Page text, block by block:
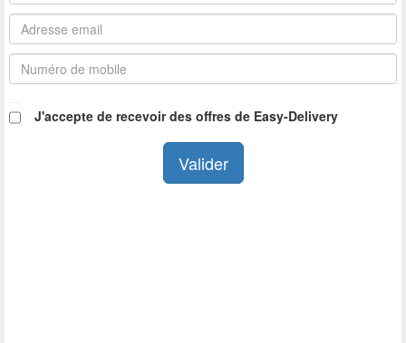
email
J'accepte de recevoir des offres de Easy-Delivery